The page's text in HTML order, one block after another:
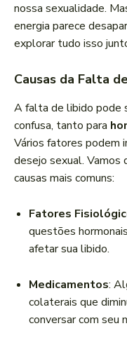
nossa sexualidade.
energia parece
explorar tudo isso
Causas da Falta
A falta de libido pode
confusa, tanto para
Vários fatores podem
desejo sexual. Vamos
causas mais comuns:
Fatores
questões
afetar sua libido.
Medicamentos:
colaterais que
conversar com seu